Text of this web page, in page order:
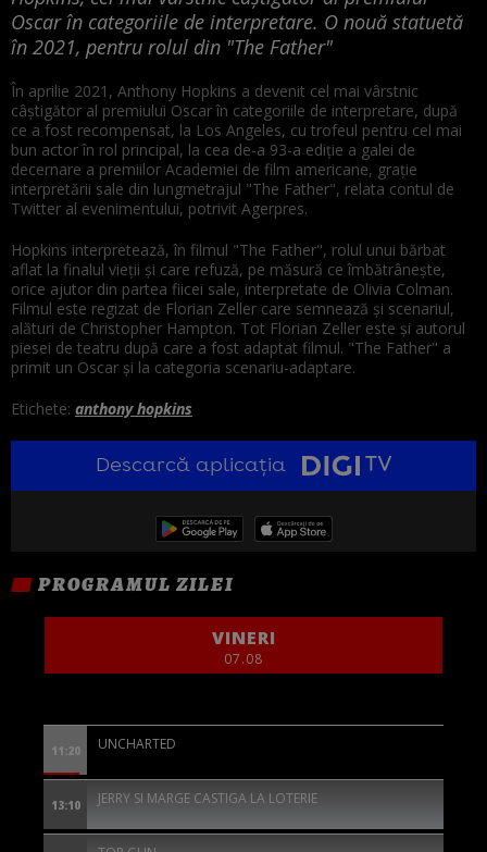
Oscar în categoriile de interpretare. O nouă statuetă
în 2021, pentru rolul din "The Father"
În aprilie 2021, Anthony Hopkins a devenit cel mai vârstnic
câştigător al premiului Oscar în categoriile de interpretare, după
ce a fost recompensat, la Los Angeles, cu trofeul pentru cel mai
bun actor în rol principal, la cea de-a 93-a ediţie a galei de
decernare a premiilor Academiei de film americane, graţie
interpretării sale din lungmetrajul "The Father", relata contul de
Twitter al evenimentului, potrivit Agerpres.
Hopkins interpretează, în filmul "The Father", rolul unui bărbat
aflat la finalul vieţii şi care refuză, pe măsură ce îmbătrâneşte,
orice ajutor din partea fiicei sale, interpretate de Olivia Colman.
Filmul este regizat de Florian Zeller care semnează şi scenariul,
alături de Christopher Hampton. Tot Florian Zeller este şi autorul
piesei de teatru după care a fost adaptat filmul. "The Father" a
primit un Oscar şi la categoria scenariu-adaptare.
Etichete: anthony hopkins
Descarcă aplicația
PROGRAMUL ZILEI
VINERI
07.08
11:20 UNCHARTED
13:10 JERRY SI MARGE CASTIGA LA LOTERIE